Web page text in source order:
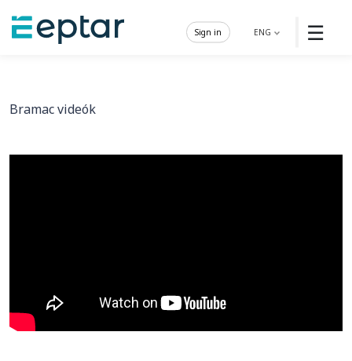
☰
ENG
Sign in
Bramac videók